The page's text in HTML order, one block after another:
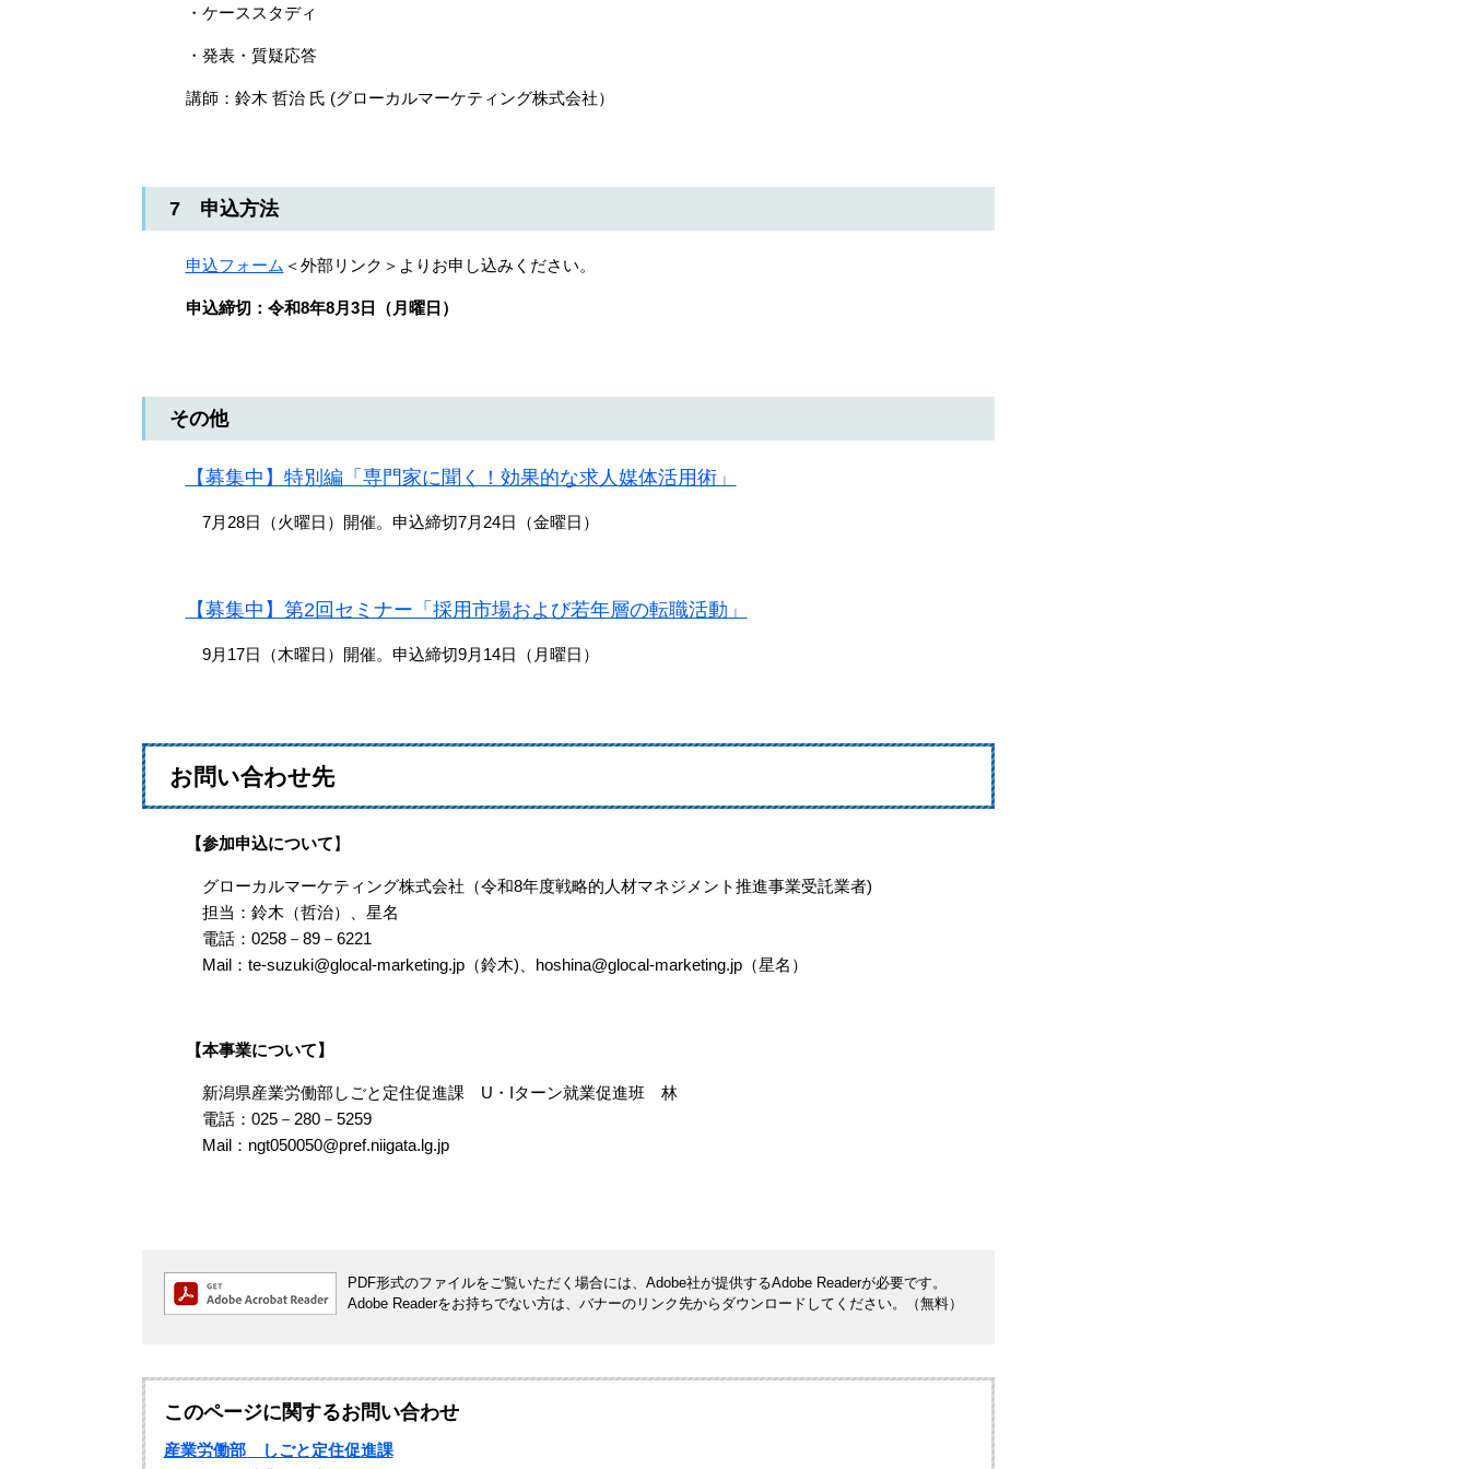
・ケーススタディ
・発表・質疑応答
講師：鈴木 哲治 氏 (グローカルマーケティング株式会社）
7 申込方法
申込フォーム ＜外部リンク＞ よりお申し込みください。
申込締切：令和8年8月3日（月曜日）
その他
【募集中】特別編「専門家に聞く！効果的な求人媒体活用術」
7月28日（火曜日）開催。申込締切7月24日（金曜日）
【募集中】第2回セミナー「採用市場および若年層の転職活動」
9月17日（木曜日）開催。申込締切9月14日（月曜日）
お問い合わせ先
【参加申込について】
グローカルマーケティング株式会社（令和8年度戦略的人材マネジメント推進事業受託業者)
担当：鈴木（哲治）、星名
​電話：0258－89－6221
Mail：te-suzuki@glocal-marketing.jp（鈴木)、hoshina@glocal-marketing.jp（星名）
【本事業について】
新潟県産業労働部しごと定住促進課 U・Iターン就業促進班 林
​ 電話：025－280－5259
Mail： ngt050050@pref.niigata.lg.jp
PDF形式のファイルをご覧いただく場合には、Adobe社が提供するAdobe Readerが必要です。
Adobe Readerをお持ちでない方は、バナーのリンク先からダウンロードしてください。（無料）
このページに関するお問い合わせ
産業労働部 しごと定住促進課